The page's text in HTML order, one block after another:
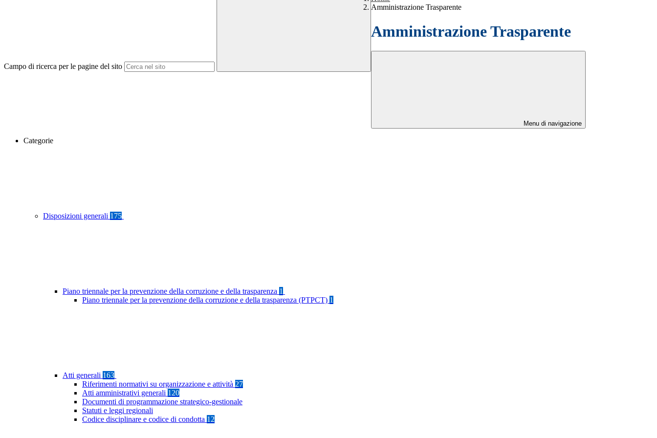
Campo di ricerca per le pagine del sito
Amministrazione Trasparente
Amministrazione Trasparente
Menu di navigazione
Categorie
Disposizioni generali 175
Piano triennale per la prevenzione della corruzione e della trasparenza 1
Piano triennale per la prevenzione della corruzione e della trasparenza (PTPCT) 1
Atti generali 163
Riferimenti normativi su organizzazione e attività 27
Atti amministrativi generali 120
Documenti di programmazione strategico-gestionale
Statuti e leggi regionali
Codice disciplinare e codice di condotta 12